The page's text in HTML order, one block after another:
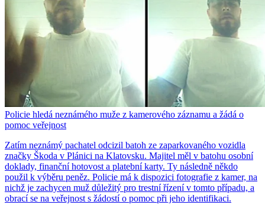
Policie hledá neznámého muže z kamerového záznamu a žádá o
pomoc veřejnost
Zatím neznámý pachatel odcizil batoh ze zaparkovaného vozidla
značky Škoda v Plánici na Klatovsku. Majitel měl v batohu osobní
doklady, finanční hotovost a platební karty. Ty následně někdo
použil k výběru peněz. Policie má k dispozici fotografie z kamer, na
nichž je zachycen muž důležitý pro trestní řízení v tomto případu, a
obrací se na veřejnost s žádostí o pomoc při jeho identifikaci.